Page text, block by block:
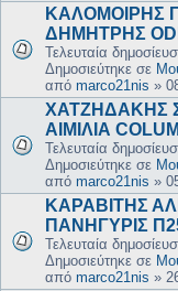
ΚΑΛΟΜΟΙΡΗΣ
ΔΗΜΗΤΡΗΣ
Τελευταία
Δημοσιεύτηκε σε
από marco21nis »
ΧΑΤΖΗΔΑΚΗΣ
ΑΙΜΙΛΙΑ
Τελευταία
Δημοσιεύτηκε σε
από marco21nis »
ΚΑΡΑΒΙΤΗΣ
ΠΑΝΗΓΥΡΙΣ
Τελευταία
Δημοσιεύτηκε σε
από marco21nis »